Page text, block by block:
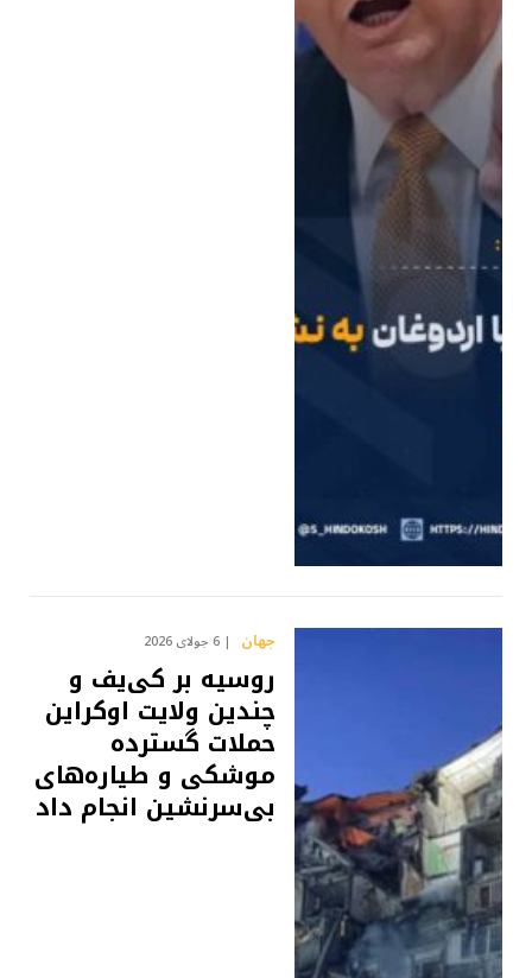
جهان 6 جولای 2026
روسیه بر کی‌یف و
چندین ولایت اوکراین
حملات گسترده
موشکی و طیاره‌های
بی‌سرنشین انجام داد